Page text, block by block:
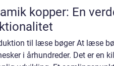
kopper: En
til læse bøger At læse
i århundreder. Det er en